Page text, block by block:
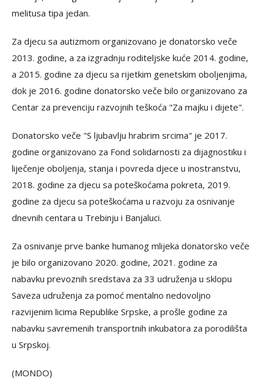
melitusa tipa jedan.
Za djecu sa autizmom organizovano je donatorsko veče
2013. godine, a za izgradnju roditeljske kuće 2014. godine,
a 2015. godine za djecu sa rijetkim genetskim oboljenjima,
dok je 2016. godine donatorsko veče bilo organizovano za
Centar za prevenciju razvojnih teškoća "Za majku i dijete".
Donatorsko veče "S ljubavlju hrabrim srcima" je 2017.
godine organizovano za Fond solidarnosti za dijagnostiku i
liječenje oboljenja, stanja i povreda djece u inostranstvu,
2018. godine za djecu sa poteškoćama pokreta, 2019.
godine za djecu sa poteškoćama u razvoju za osnivanje
dnevnih centara u Trebinju i Banjaluci.
Za osnivanje prve banke humanog mlijeka donatorsko veče
je bilo organizovano 2020. godine, 2021. godine za
nabavku prevoznih sredstava za 33 udruženja u sklopu
Saveza udruženja za pomoć mentalno nedovoljno
razvijenim licima Republike Srpske, a prošle godine za
nabavku savremenih transportnih inkubatora za porodilišta
u Srpskoj.
(MONDO)